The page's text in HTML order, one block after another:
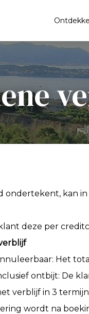
kan
deze per
Het
ontbijt: De
verblijf in 3
wordt na